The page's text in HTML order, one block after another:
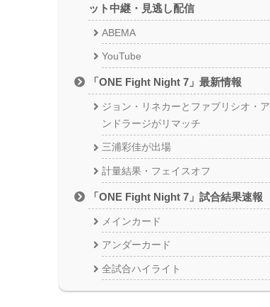
ット中継・見逃し配信
ABEMA
YouTube
「ONE Fight Night 7」最新情報
ジョン・リネカーとファブリシオ・ア
ンドラージがリマッチ
三浦彩佳が出場
計量結果・フェイスオフ
「ONE Fight Night 7」試合結果速報
メインカード
アンダーカード
全試合ハイライト